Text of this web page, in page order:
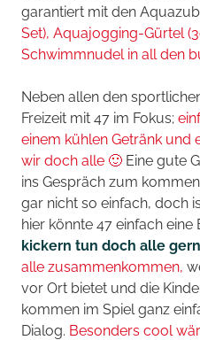
garantiert mit den
Set), Aquajogging-Gürtel
Schwimmnudel in all den
Neben allen den
Freizeit mit 47 im Fokus;
einem kühlen Getränk und
wir doch alle 🙂 Eine gute
ins Gespräch zum
gar nicht so einfach, doch
hier könnte 47 einfach
kickern tun doch alle
alle zusammenkommen,
vor Ort bietet und die
kommen im Spiel ganz
Dialog. Besonders cool